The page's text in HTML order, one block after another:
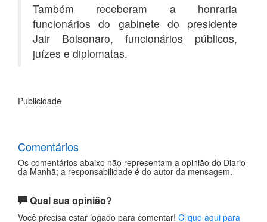
Também receberam a honraria
funcionários do gabinete do presidente
Jair Bolsonaro, funcionários públicos,
juízes e diplomatas.
Publicidade
Comentários
Os comentários abaixo não representam a opinião do Diario
da Manhã; a responsabilidade é do autor da mensagem.
Qual sua opinião?
Você precisa estar logado para comentar! Clique aqui para